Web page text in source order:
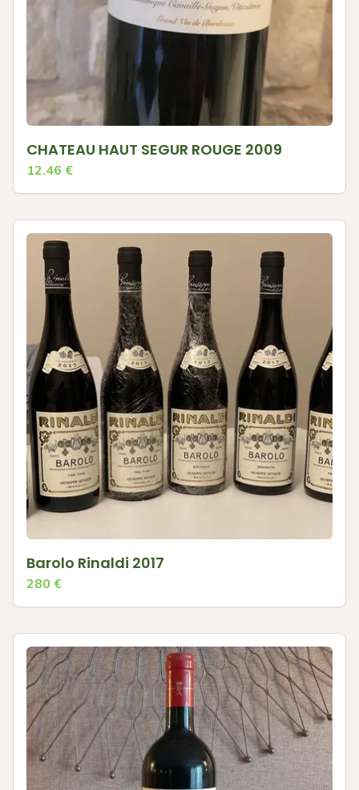
CHATEAU HAUT SEGUR ROUGE 2009
12.46 €
Barolo Rinaldi 2017
280 €